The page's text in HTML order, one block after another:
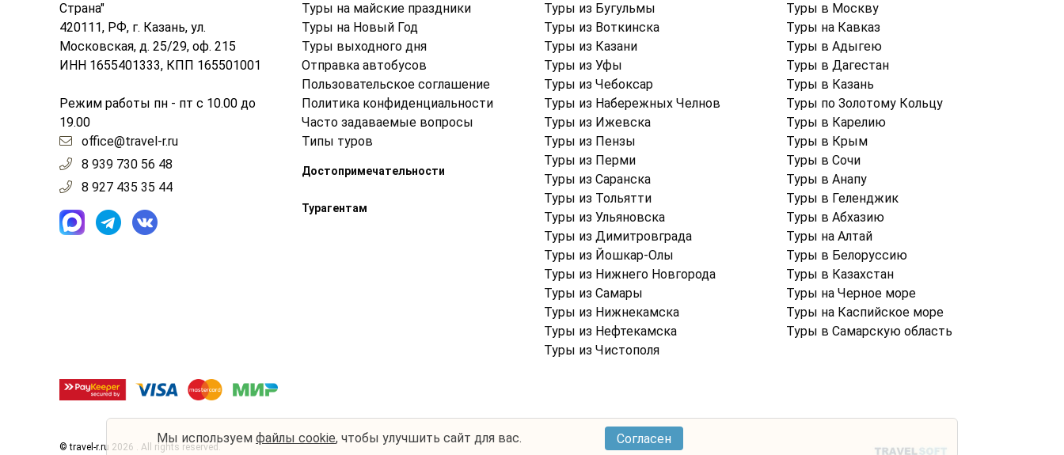
Страна"
420111, РФ, г. Казань, ул.
Московская, д. 25/29, оф. 215
ИНН 1655401333, КПП 165501001
Режим работы пн - пт с 10.00 до
19.00
office@travel-r.ru
8 939 730 56 48
8 927 435 35 44
Туры на майские праздники
Туры на Новый Год
Туры выходного дня
Отправка автобусов
Пользовательское соглашение
Политика конфиденциальности
Часто задаваемые вопросы
Типы туров
Достопримечательности
Турагентам
Туры из Бугульмы
Туры из Воткинска
Туры из Казани
Туры из Уфы
Туры из Чебоксар
Туры из Набережных Челнов
Туры из Ижевска
Туры из Пензы
Туры из Перми
Туры из Саранска
Туры из Тольятти
Туры из Ульяновска
Туры из Димитровграда
Туры из Йошкар-Олы
Туры из Нижнего Новгорода
Туры из Самары
Туры из Нижнекамска
Туры из Нефтекамска
Туры из Чистополя
Туры в Москву
Туры на Кавказ
Туры в Адыгею
Туры в Дагестан
Туры в Казань
Туры по Золотому Кольцу
Туры в Карелию
Туры в Крым
Туры в Cочи
Туры в Анапу
Туры в Геленджик
Туры в Абхазию
Туры на Алтай
Туры в Белоруссию
Туры в Казахстан
Туры на Черное море
Туры на Каспийское море
Туры в Самарскую область
© travel-r.ru 2026 . All rights reserved. Условия использования
Мы используемфайлы cookie, чтобы улучшить сайт для вас. Согласен